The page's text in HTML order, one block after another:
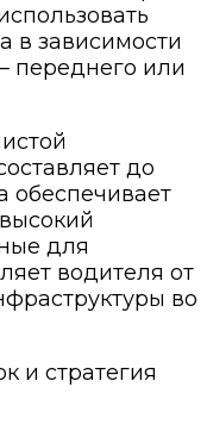
в зависимости
переднего или
до
обеспечивает
для
водителя от
во
и стратегия